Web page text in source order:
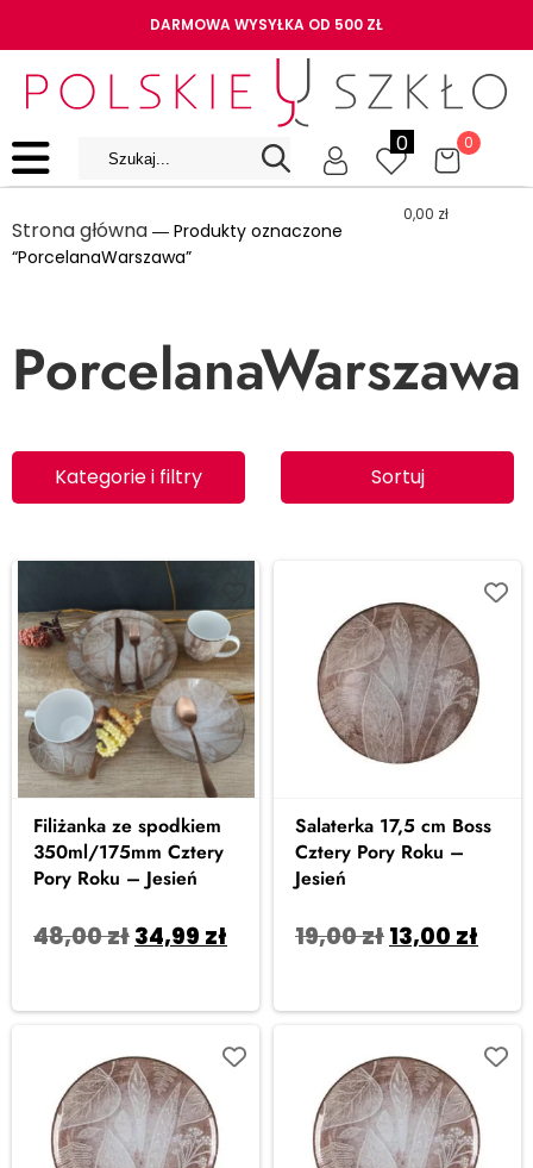
DARMOWA WYSYŁKA OD 500 ZŁ
0 0
0,00 zł
Strona główna ― Produkty oznaczone
“PorcelanaWarszawa”
PorcelanaWarszawa
Kategorie i filtry Sortuj
Filiżanka ze spodkiem
350ml/175mm Cztery
Pory Roku – Jesień
48,00zł34,99 zł
Salaterka 17,5 cm Boss
Cztery Pory Roku –
Jesień
19,00zł13,00 zł